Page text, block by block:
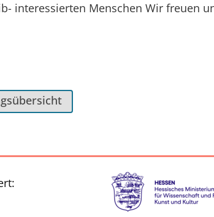
interessierten Menschen Wir freuen